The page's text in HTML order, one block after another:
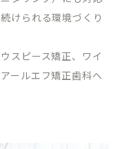
けられる環境づくり
スピース矯正、ワイ
ールエフ矯正歯科へ